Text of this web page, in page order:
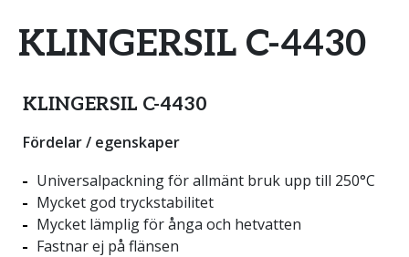
KLINGERSIL C-4430
KLINGERSIL C-4430
Fördelar / egenskaper
Universalpackning för allmänt bruk upp till 250°C
Mycket god tryckstabilitet
Mycket lämplig för ånga och hetvatten
Fastnar ej på flänsen